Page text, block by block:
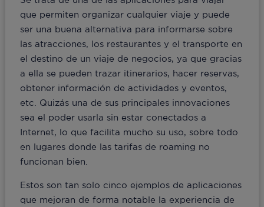
que permiten organizar cualquier viaje y puede
ser una buena alternativa para informarse sobre
las atracciones, los restaurantes y el transporte en
el destino de un viaje de negocios, ya que gracias
a ella se pueden trazar itinerarios, hacer reservas,
obtener información de actividades y eventos,
etc. Quizás una de sus principales innovaciones
sea el poder usarla sin estar conectados a
Internet, lo que facilita mucho su uso, sobre todo
en lugares donde las tarifas de roaming no
funcionan bien.
Estos son tan solo cinco ejemplos de aplicaciones
que mejoran de forma notable la experiencia de